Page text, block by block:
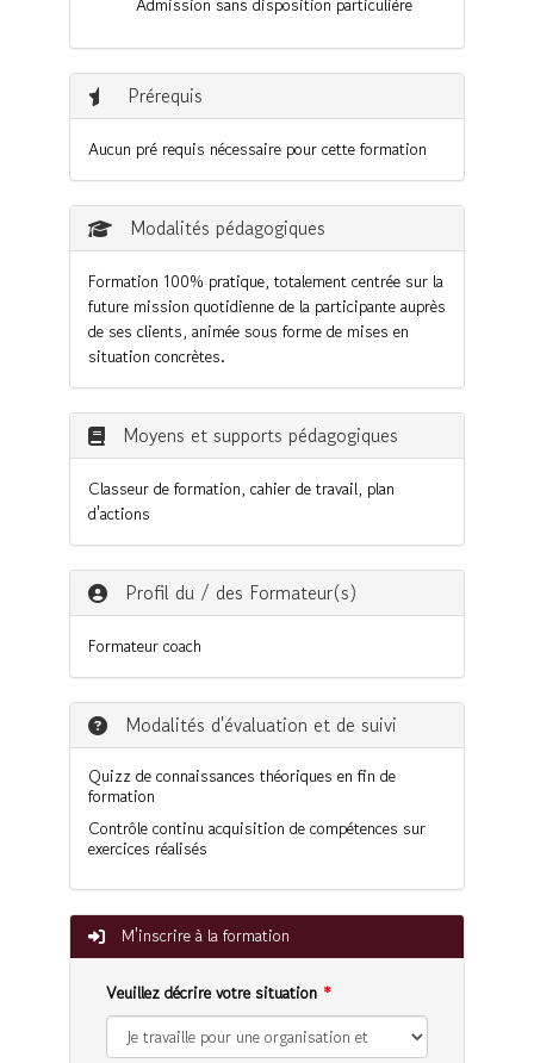
Prérequis
Aucun pré requis nécessaire pour cette formation
Modalités pédagogiques
Formation 100% pratique, totalement centrée sur la
future mission quotidienne de la participante auprès
de ses clients, animée sous forme de mises en
situation concrètes.
Moyens et supports pédagogiques
Classeur de formation, cahier de travail, plan
d'actions
Profil du / des Formateur(s)
Formateur coach
Modalités d'évaluation et de suivi
Quizz de connaissances théoriques en fin de
formation
Contrôle continu acquisition de compétences sur
exercices réalisés
M'inscrire à la formation
Veuillez décrire votre situation